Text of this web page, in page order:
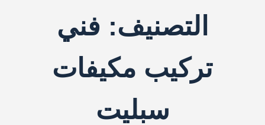
التصنيف: فني
تركيب مكيفات
سبليت